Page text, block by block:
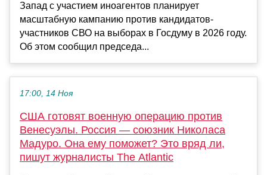
Запад с участием иноагентов планирует
масштабную кампанию против кандидатов-
участников СВО на выборах в Госдуму в 2026 году.
Об этом сообщил председа...
17:00, 14 Ноя
США готовят военную операцию против
Венесуэлы. Россия — союзник Николаса
Мадуро. Она ему поможет? Это вряд ли,
пишут журналисты The Atlantic